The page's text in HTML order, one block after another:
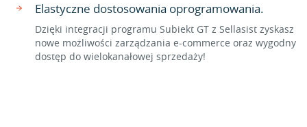
Elastyczne dostosowania oprogramowania.
Dzięki integracji programu Subiekt GT z Sellasist zyskasz
nowe możliwości zarządzania e-commerce oraz wygodny
dostęp do wielokanałowej sprzedaży!